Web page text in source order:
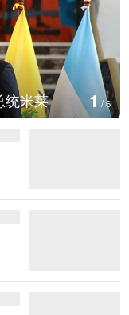
：野火烧毁700多
2/6